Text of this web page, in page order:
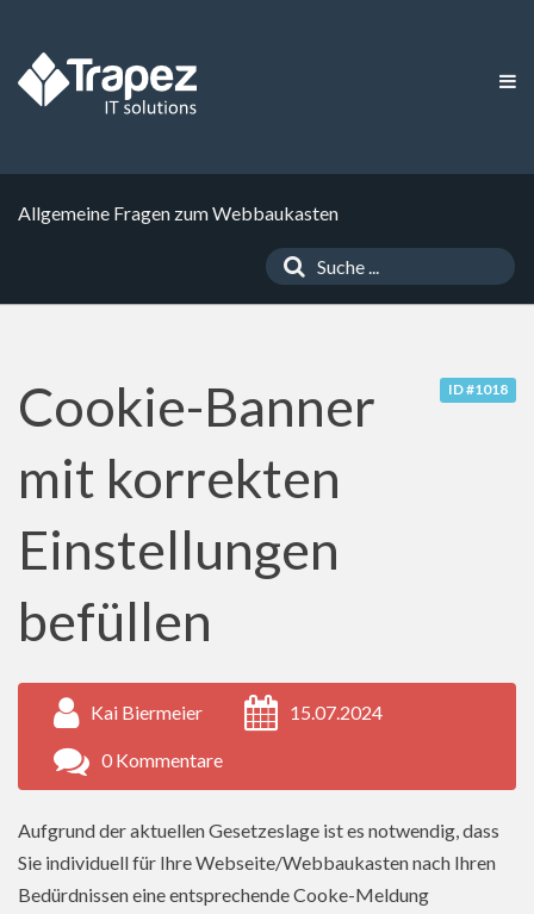
Allgemeine Fragen zum Webbaukasten
ID #1018
Cookie-Banner
mit korrekten
Einstellungen
befüllen
Kai Biermeier 15.07.2024
0 Kommentare
Aufgrund der aktuellen Gesetzeslage ist es notwendig, dass
Sie individuell für Ihre Webseite/Webbaukasten nach Ihren
Bedürdnissen eine entsprechende Cooke-Meldung